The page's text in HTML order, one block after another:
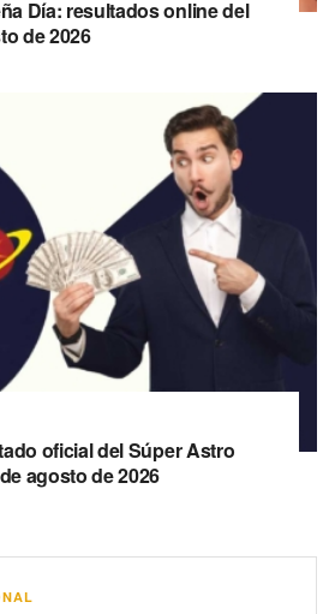
Día: resultados online del
de 2026
oficial del Súper Astro
agosto de 2026